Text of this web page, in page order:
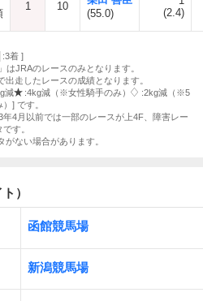
1 10
(55.0)
(2.4)
:3着 ]
JRAのレースのみとなります。
走したレースの成績となります。
減 :4kg減（※女性騎手のみ）
:2kg減（※5
] です。
4月以前では一部のレースが上4F、障害レー
す。
ない場合があります。
）
函館競馬場
新潟競馬場